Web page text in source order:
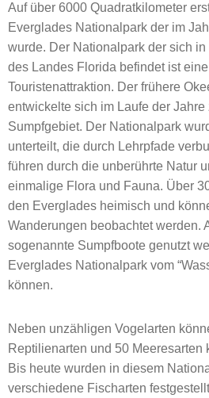
Auf über 6000 Quadratkilometer
Everglades Nationalpark der im
wurde. Der Nationalpark der sich
des Landes Florida befindet ist
Touristenattraktion. Der frühere
entwickelte sich im Laufe der
Sumpfgebiet. Der Nationalpark
unterteilt, die durch Lehrpfade
führen durch die unberührte Natur
einmalige Flora und Fauna. Über
den Everglades heimisch und
Wanderungen beobachtet werden.
sogenannte Sumpfboote genutzt
Everglades Nationalpark vom
können.
Neben unzähligen Vogelarten
Reptilienarten und 50 Meeresarten
Bis heute wurden in diesem
verschiedene Fischarten